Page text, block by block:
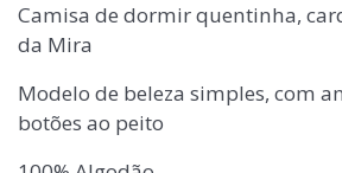
Camisa de dormir quentinha,
da Mira
Modelo de beleza simples, com
botões ao peito